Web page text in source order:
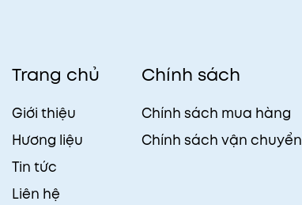
Trang chủ
Giới thiệu
Hương liệu
Tin tức
Liên hệ
Chính sách
Chính sách mua hàng
Chính sách vận chuyển